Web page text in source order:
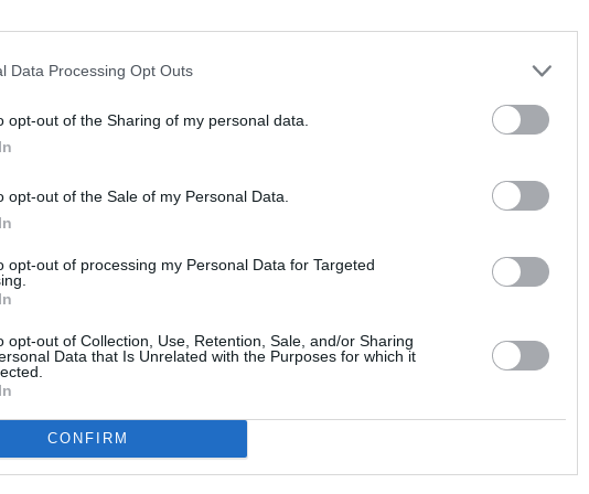
Data Processing Opt Outs
opt-out of the Sharing of my personal data.
opt-out of the Sale of my Personal Data.
opt-out of processing my Personal Data for Targeted
opt-out of Collection, Use, Retention, Sale, and/or Sharing
Data that Is Unrelated with the Purposes for which it
CONFIRM
20 avril 2011 - 18 h 48 min
UN COMMENTAIRE